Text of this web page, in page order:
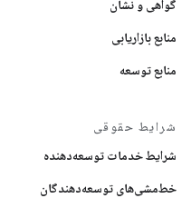
گواهی و نشان
منابع بازاریابی
منابع توسعه
شرایط حقوقی
شرایط خدمات توسعه‌دهنده
خط‌مشی‌های توسعه‌دهندگان